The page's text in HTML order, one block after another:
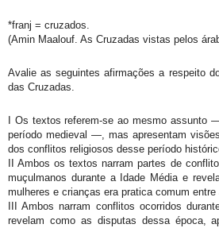
*franj = cruzados.
(Amin Maalouf. As Cruzadas vistas pelos
Avalie as seguintes afirmações a respeito
das Cruzadas.
I Os textos referem-se ao mesmo assunto
período medieval —, mas apresentam
dos conflitos religiosos desse período
II Ambos os textos narram partes de
muçulmanos durante a Idade Média e
mulheres e crianças era pratica comum entre
III Ambos narram conflitos ocorridos
revelam como as disputas dessa época,